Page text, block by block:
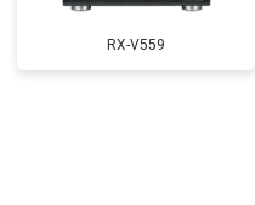
RX-V559